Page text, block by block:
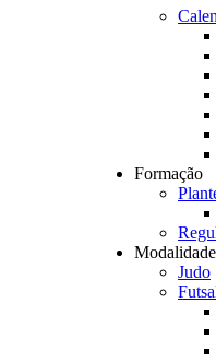
Formação
Judo